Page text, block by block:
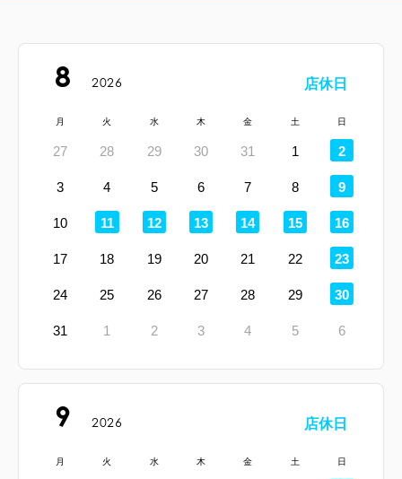
8 2026 店休日
月 火 水 木 金 土 日
27 28 29 30 31 1 2
定
休
日
3 4 5 6 7 8 9
定
休
日
10 11
定
休
日
12
定
休
日
13
定
休
日
14
定
休
日
15
定
休
日
16
定
休
日
17 18 19 20 21 22 23
定
休
日
24 25 26 27 28 29 30
定
休
日
31 1 2 3 4 5 6
9 2026 店休日
月 火 水 木 金 土 日